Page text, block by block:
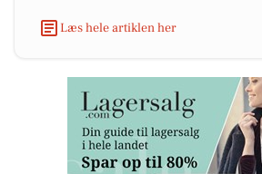
Læs hele artiklen her